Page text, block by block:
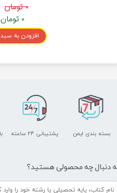
۰ تومان
۰ تومان
افزودن به
پشتیبانی ۲۴ ساعته بسته بندی ایمن
دنبال چه محصولی هستید؟